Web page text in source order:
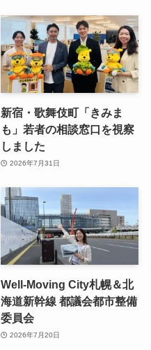
新宿・歌舞伎町「きみま
も」若者の相談窓口を視察
しました
2026年7月31日
Well-Moving City札幌＆北
海道新幹線 都議会都市整備
委員会
2026年7月20日